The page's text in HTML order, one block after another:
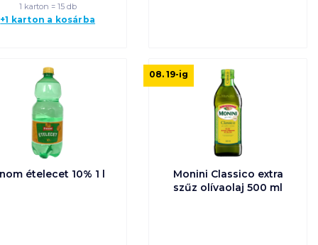
1 karton = 15 db
+1 karton a kosárba
ételecet 10% 1 l
Monini Classico extra
szűz olívaolaj 500 ml
08. 19-ig